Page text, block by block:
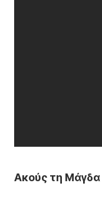
Ακούς τη Μάγδα